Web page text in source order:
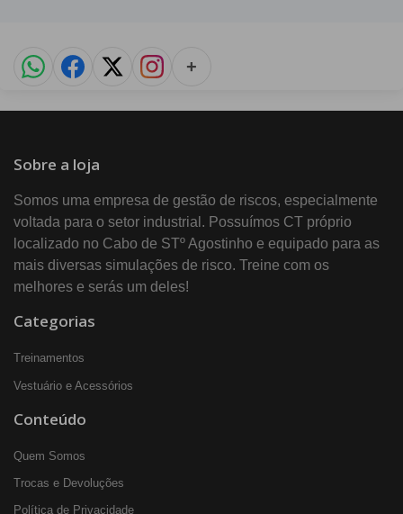
+
Sobre a loja
Somos uma empresa de gestão de riscos, especialmente
voltada para o setor industrial. Possuímos CT próprio
localizado no Cabo de STº Agostinho e equipado para as
mais diversas simulações de risco. Treine com os
melhores e serás um deles!
Categorias
Treinamentos
Vestuário e Acessórios
Conteúdo
Quem Somos
Trocas e Devoluções
Política de Privacidade